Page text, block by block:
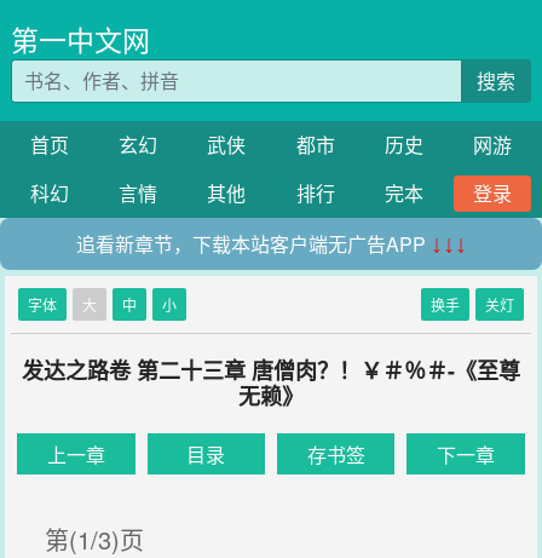
第一中文网
搜索
首页 玄幻 武侠 都市 历史
网游
科幻
言情 其他 排行 完本
登录
追看新章节，下载本站客户端无广告APP ↓↓↓
字体 大 中 小 换手 关灯
发达之路卷 第二十三章 唐僧肉？！￥＃％＃-《至尊
无赖》
上一章 目录 存书签 下一章
第(1/3)页